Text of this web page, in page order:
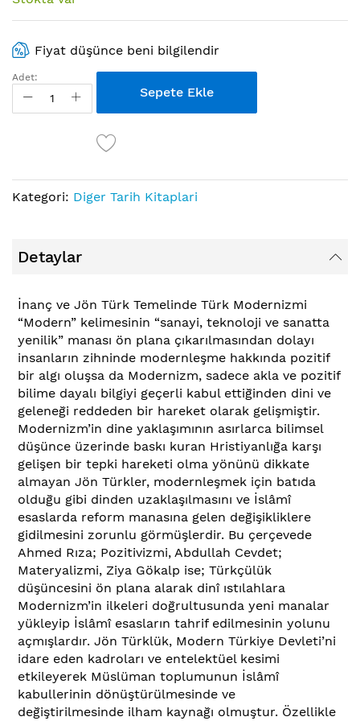
atla
Fiyat düşünce beni bilgilendir
Adet:
Sepete Ekle
Kategori: Diger Tarih Kitaplari
Detaylar
İnanç ve Jön Türk Temelinde Türk Modernizmi
“Modern” kelimesinin “sanayi, teknoloji ve sanatta
yenilik” manası ön plana çıkarılmasından dolayı
insanların zihninde modernleşme hakkında pozitif
bir algı oluşsa da Modernizm, sadece akla ve pozitif
bilime dayalı bilgiyi geçerli kabul ettiğinden dini ve
geleneği reddeden bir hareket olarak gelişmiştir.
Modernizm’in dine yaklaşımının asırlarca bilimsel
düşünce üzerinde baskı kuran Hristiyanlığa karşı
gelişen bir tepki hareketi olma yönünü dikkate
almayan Jön Türkler, modernleşmek için batıda
olduğu gibi dinden uzaklaşılmasını ve İslâmî
esaslarda reform manasına gelen değişikliklere
gidilmesini zorunlu görmüşlerdir. Bu çerçevede
Ahmed Rıza; Pozitivizmi, Abdullah Cevdet;
Materyalizmi, Ziya Gökalp ise; Türkçülük
düşüncesini ön plana alarak dinî ıstılahlara
Modernizm’in ilkeleri doğrultusunda yeni manalar
yükleyip İslâmî esasların tahrif edilmesinin yolunu
açmışlardır. Jön Türklük, Modern Türkiye Devleti’ni
idare eden kadroları ve entelektüel kesimi
etkileyerek Müslüman toplumunun İslâmî
kabullerinin dönüştürülmesinde ve
değiştirilmesinde ilham kaynağı olmuştur. Özellikle